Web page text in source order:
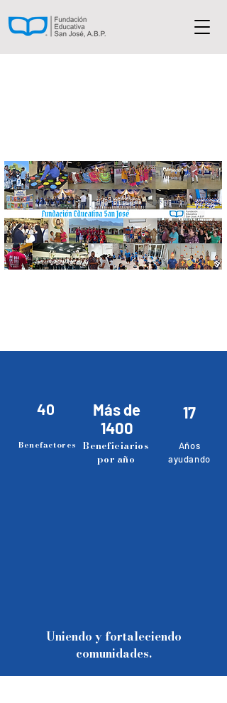
40
Benefactores
Más de
1400
Beneficiarios
por año
17
Años
ayudando
Uniendo y fortaleciendo
comunidades.